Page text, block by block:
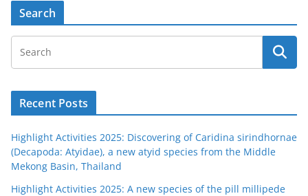
Search
Recent Posts
Highlight Activities 2025: Discovering of Caridina sirindhornae
(Decapoda: Atyidae), a new atyid species from the Middle
Mekong Basin, Thailand
Highlight Activities 2025: A new species of the pill millipede